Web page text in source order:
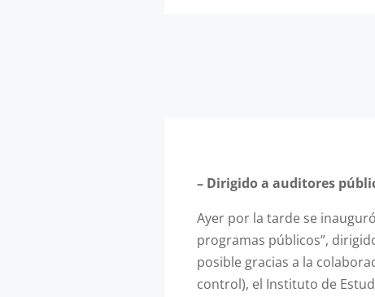
– Dirigido a auditores
Ayer por la tarde se
programas públicos”,
posible gracias a la
control), el Instituto de